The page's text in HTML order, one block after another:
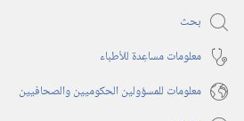
بحث
معلومات مساعِدة للأطباء
معلومات للمسؤولين الحكوميين والصحافيين